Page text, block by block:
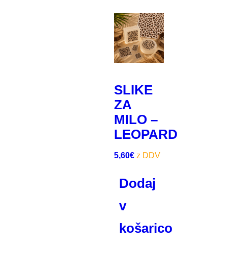
SLIKE
ZA
MILO –
LEOPARD
5,60€
Dodaj
v
košarico